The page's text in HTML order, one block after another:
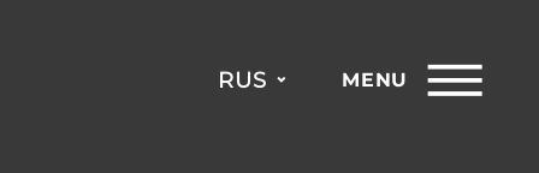
RUS MENU